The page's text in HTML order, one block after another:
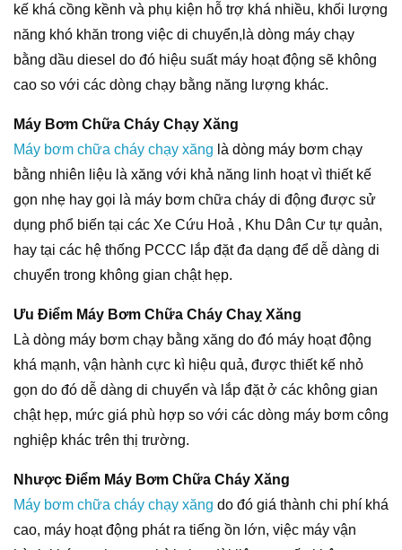
kế khá cồng kềnh và phụ kiện hỗ trợ khá nhiều, khối lượng
năng khó khăn trong việc di chuyển,là dòng máy chạy
bằng dầu diesel do đó hiệu suất máy hoạt động sẽ không
cao so với các dòng chạy bằng năng lượng khác.
Máy Bơm Chữa Cháy Chạy Xăng
Máy bơm chữa cháy chạy xăng là dòng máy bơm chạy
bằng nhiên liệu là xăng với khả năng linh hoạt vì thiết kế
gọn nhẹ hay gọi là máy bơm chữa cháy di động được sử
dụng phổ biến tại các Xe Cứu Hoả , Khu Dân Cư tự quản,
hay tại các hệ thống PCCC lắp đặt đa dạng để dễ dàng di
chuyển trong không gian chật hẹp.
Ưu Điểm Máy Bơm Chữa Cháy Chaỵ Xăng
Là dòng máy bơm chạy bằng xăng do đó máy hoạt động
khá mạnh, vận hành cực kì hiệu quả, được thiết kế nhỏ
gọn do đó dễ dàng di chuyển và lắp đặt ở các không gian
chật hẹp, mức giá phù hợp so với các dòng máy bơm công
nghiệp khác trên thị trường.
Nhược Điểm Máy Bơm Chữa Cháy Xăng
Máy bơm chữa cháy chạy xăng do đó giá thành chi phí khá
cao, máy hoạt động phát ra tiếng ồn lớn, việc máy vận